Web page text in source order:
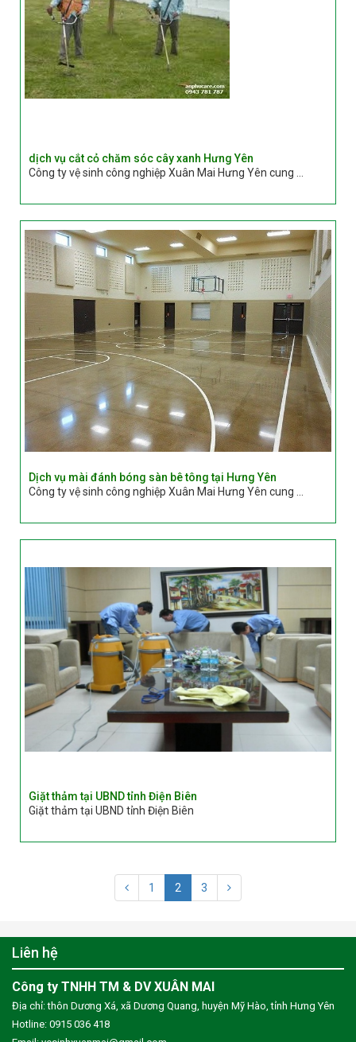
dịch vụ cắt cỏ chăm sóc cây xanh Hưng Yên
Công ty vệ sinh công nghiệp Xuân Mai Hưng Yên cung ...
Dịch vụ mài đánh bóng sàn bê tông tại Hưng Yên
Công ty vệ sinh công nghiệp Xuân Mai Hưng Yên cung ...
Giặt thảm tại UBND tỉnh Điện Biên
Giặt thảm tại UBND tỉnh Điện Biên
1 2 3
Liên hệ
Công ty TNHH TM & DV XUÂN MAI
Địa chỉ: thôn Dương Xá, xã Dương Quang, huyện Mỹ Hào, tỉnh Hưng Yên
Hotline: 0915 036 418